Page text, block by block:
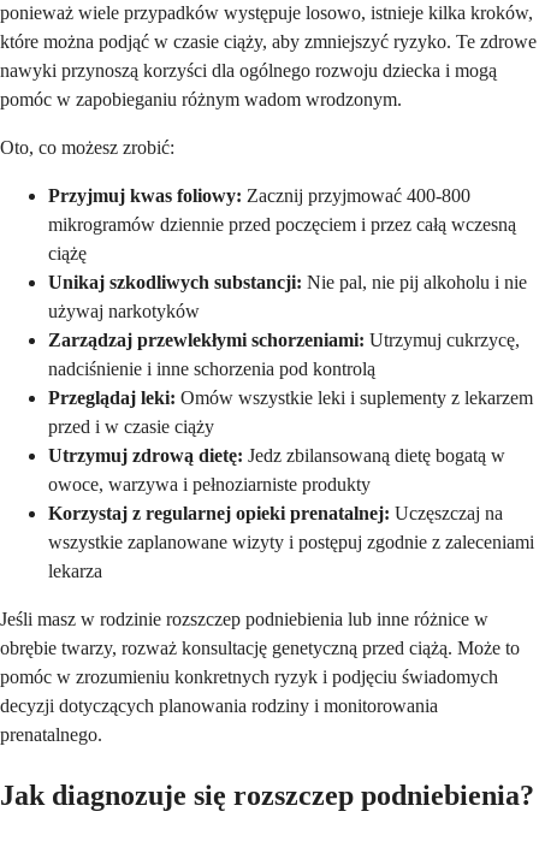
ponieważ wiele przypadków występuje losowo, istnieje kilka kroków,
które można podjąć w czasie ciąży, aby zmniejszyć ryzyko. Te zdrowe
nawyki przynoszą korzyści dla ogólnego rozwoju dziecka i mogą
pomóc w zapobieganiu różnym wadom wrodzonym.
Oto, co możesz zrobić:
Przyjmuj kwas foliowy: Zacznij przyjmować 400-800
mikrogramów dziennie przed poczęciem i przez całą wczesną
ciążę
Unikaj szkodliwych substancji: Nie pal, nie pij alkoholu i nie
używaj narkotyków
Zarządzaj przewlekłymi schorzeniami: Utrzymuj cukrzycę,
nadciśnienie i inne schorzenia pod kontrolą
Przeglądaj leki: Omów wszystkie leki i suplementy z lekarzem
przed i w czasie ciąży
Utrzymuj zdrową dietę: Jedz zbilansowaną dietę bogatą w
owoce, warzywa i pełnoziarniste produkty
Korzystaj z regularnej opieki prenatalnej: Uczęszczaj na
wszystkie zaplanowane wizyty i postępuj zgodnie z zaleceniami
lekarza
Jeśli masz w rodzinie rozszczep podniebienia lub inne różnice w
obrębie twarzy, rozważ konsultację genetyczną przed ciążą. Może to
pomóc w zrozumieniu konkretnych ryzyk i podjęciu świadomych
decyzji dotyczących planowania rodziny i monitorowania
prenatalnego.
Jak diagnozuje się rozszczep podniebienia?